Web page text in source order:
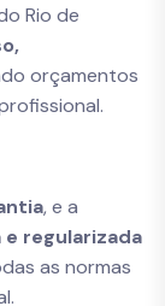
Rio de
orçamentos
, e a
regularizada
as normas